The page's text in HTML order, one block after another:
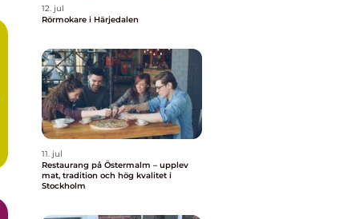
12. jul
Rörmokare i Härjedalen
11. jul
Restaurang på Östermalm – upplev
mat, tradition och hög kvalitet i
Stockholm